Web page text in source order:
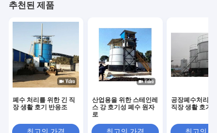
추천된 제품
폐수 처리를 위한 긴 직
장 생활 호기 반응조
산업용을 위한 스테인레
스 강 호기성 폐수 원자
로
공장폐수처리를
직장 생활 호기